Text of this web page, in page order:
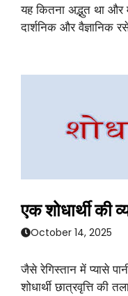
यह कितना अद्भुत था
दार्शनिक और वैज्ञानिक
एक शोधार्थी की
October 14, 2025
जैसे रेगिस्तान में प्यासे
शोधार्थी छात्रवृत्ति की